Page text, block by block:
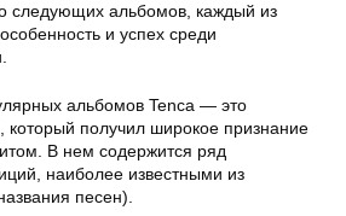
следующих альбомов, каждый из
и успех среди
альбомов Tenca — это
который получил широкое признание
В нем содержится ряд
наиболее известными из
песен).